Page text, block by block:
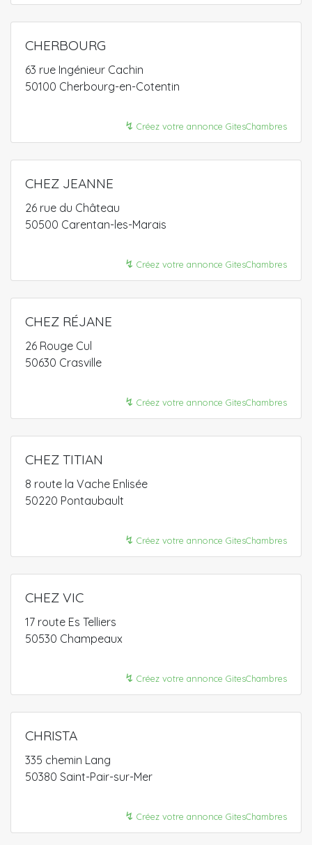
CHERBOURG
63 rue Ingénieur Cachin
50100 Cherbourg-en-Cotentin
↯ Créez votre annonce GitesChambres
CHEZ JEANNE
26 rue du Château
50500 Carentan-les-Marais
↯ Créez votre annonce GitesChambres
CHEZ RÉJANE
26 Rouge Cul
50630 Crasville
↯ Créez votre annonce GitesChambres
CHEZ TITIAN
8 route la Vache Enlisée
50220 Pontaubault
↯ Créez votre annonce GitesChambres
CHEZ VIC
17 route Es Telliers
50530 Champeaux
↯ Créez votre annonce GitesChambres
CHRISTA
335 chemin Lang
50380 Saint-Pair-sur-Mer
↯ Créez votre annonce GitesChambres